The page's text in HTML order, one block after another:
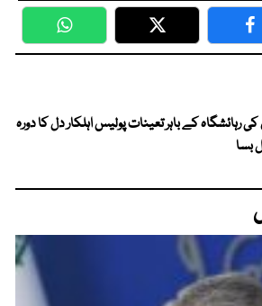
WhatsApp Twitter
رہائشگاہ کے باہر تعینات پولیس اہلکار دل کا دورہ
بسا